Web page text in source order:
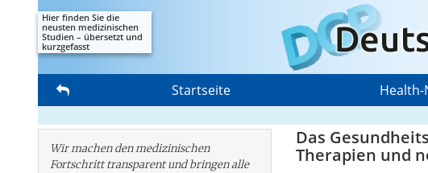
Hier finden Sie die
neusten medizinischen
Studien – übersetzt und
kurzgefasst
Startseite Health-
Wir machen den medizinischen
Fortschritt transparent und bringen alle
Das
Therapien und